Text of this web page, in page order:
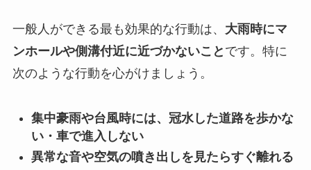
一般人ができる最も効果的な行動は、 大雨時にマ
ンホールや側溝付近に近づかないこと です。特に
次のような行動を心がけましょう。
集中豪雨や台風時には、冠水した道路を歩かな
い・車で進入しない
異常な音や空気の噴き出しを見たらすぐ離れる